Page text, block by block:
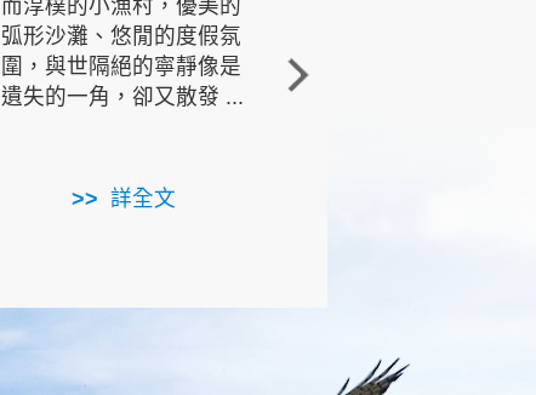
而淳樸的小漁村，優美的
弧形沙灘、悠閒的度假氛
圍，與世隔絕的寧靜像是
遺失的一角，卻又散發 ...
詳全文
角的端點，冬季海浪拍打
著礁岸，旺盛的侵蝕作